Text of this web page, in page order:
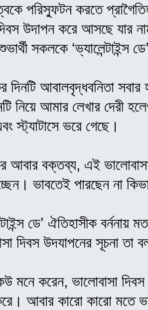
পরিস্ফুটন করতে
দিবস উদাপন করে আসছে যার
সকলকে ‘ভ্যালেন্টাইন্স
আবালবৃদ্ধবনিতা
নিয়ে আমার লেখার দেরী
স্ট্যাটাসে ভরে গেছে।
আবার বক্তব্য, এই ভালোবাসা
ভাবতেই পারছেন না
ডে’ ঐতিহাসীক
দিবস উদযাপনের সূচনা তা
মনে করেন, ভালোবাসা
আবার কারো কারো মতে